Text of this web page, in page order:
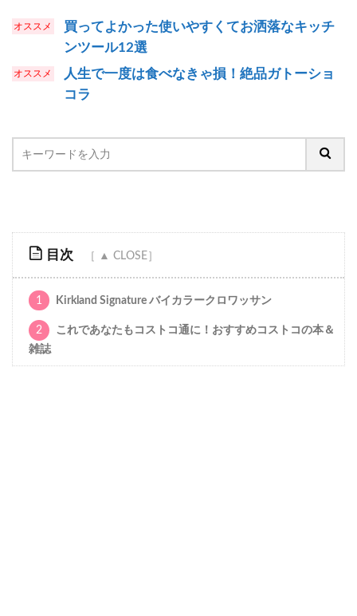
買ってよかった使いやすくてお洒落なキッチ
ンツール12選
人生で一度は食べなきゃ損！絶品ガトーショ
コラ
目次
1 Kirkland Signature バイカラークロワッサン
2
これであなたもコストコ通に！おすすめコストコの本＆
雑誌